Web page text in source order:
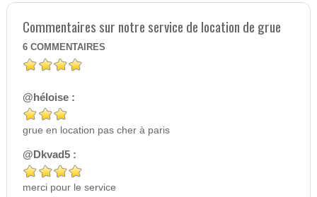
Commentaires sur notre service de location de grue
6 COMMENTAIRES
@héloise :
grue en location pas cher à paris
@Dkvad5 :
merci pour le service